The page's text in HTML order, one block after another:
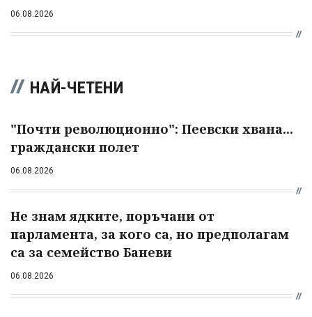
06.08.2026
НАЙ-ЧЕТЕНИ
"Почти революционно": Пеевски хвана...
граждански полет
06.08.2026
Не знам ядките, поръчани от
парламента, за кого са, но предполагам
са за семейство Баневи
06.08.2026